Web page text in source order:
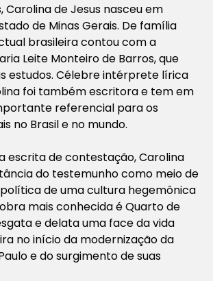
Carolina de Jesus nasceu em
de Minas Gerais. De família
brasileira contou com a
Leite Monteiro de Barros, que
estudos. Célebre intérprete lírica
foi também escritora e tem em
referencial para os
no Brasil e no mundo.
escrita de contestação, Carolina
do testemunho como meio de
de uma cultura hegemônica
mais conhecida é Quarto de
e delata uma face da vida
no início da modernização da
e do surgimento de suas